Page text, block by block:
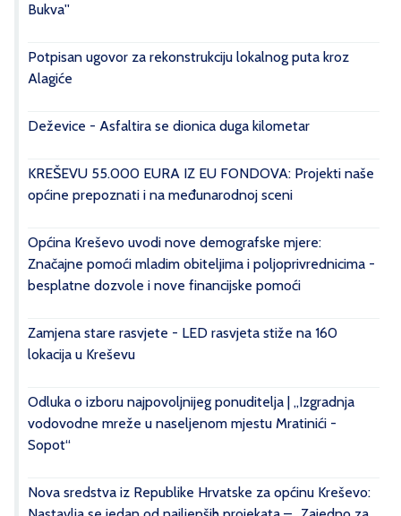
Bukva''
Potpisan ugovor za rekonstrukciju lokalnog puta kroz
Alagiće
Deževice - Asfaltira se dionica duga kilometar
KREŠEVU 55.000 EURA IZ EU FONDOVA: Projekti naše
općine prepoznati i na međunarodnoj sceni
Općina Kreševo uvodi nove demografske mjere:
Značajne pomoći mladim obiteljima i poljoprivrednicima -
besplatne dozvole i nove financijske pomoći
Zamjena stare rasvjete - LED rasvjeta stiže na 160
lokacija u Kreševu
Odluka o izboru najpovoljnijeg ponuditelja | „Izgradnja
vodovodne mreže u naseljenom mjestu Mratinići -
Sopot“
Nova sredstva iz Republike Hrvatske za općinu Kreševo: